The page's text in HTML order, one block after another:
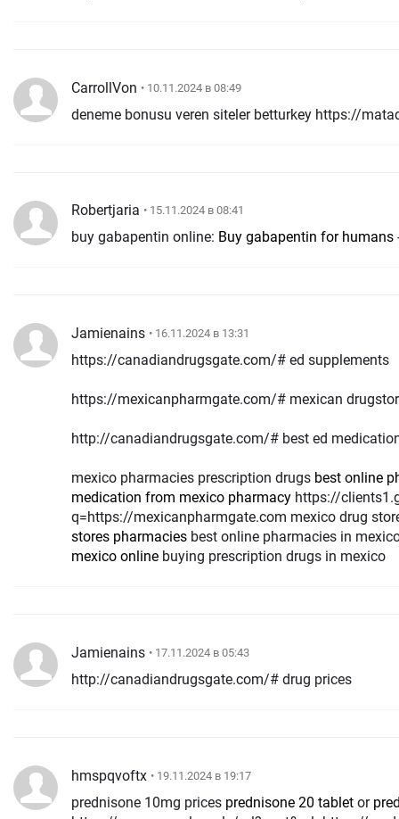
CarrollVon • 10.11.2024 в 08:49
deneme bonusu veren siteler betturkey https://
Robertjaria • 15.11.2024 в 08:41
buy gabapentin online: Buy gabapentin for humans
Jamienains • 16.11.2024 в 13:31
https://canadiandrugsgate.com/# ed supplements
https://mexicanpharmgate.com/# mexican
http://canadiandrugsgate.com/# best ed
mexico pharmacies prescription drugs best online
medication from mexico pharmacy
q=https://mexicanpharmgate.com mexico drug
stores pharmacies best online pharmacies in
mexico online buying prescription drugs in mexico
Jamienains • 17.11.2024 в 05:43
http://canadiandrugsgate.com/# drug prices
hmspqvoftx • 19.11.2024 в 19:17
prednisone 10mg prices prednisone 20 tablet or